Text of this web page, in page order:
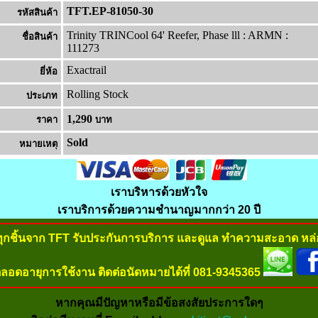
รหัสสินค้า TFT.EP-81050-30
ชื่อสินค้า
Trinity TRINCool 64' Reefer, Phase lll : ARMN :
111273
ยี่ห้อ Exactrail
ประเภท Rolling Stock
ราคา 1,290 บาท
หมายเหต Sold
เราบริหารด้วยหัวใจ
เราบริการด้วยความชำนาญมากกว่า 20 ปี
ชิ้นจาก TFT รับประกันการบริการ และดูแล ทำความสะอาด ห
อดอายุการใช้งาน ติดต่อนัดหมายได้ที่ 081-9345365
หากคุณมีปัญหาหรือมีข้อสงสัยประการใดๆ